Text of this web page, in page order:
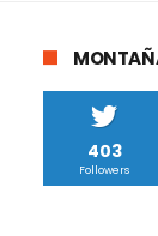
403
Followers